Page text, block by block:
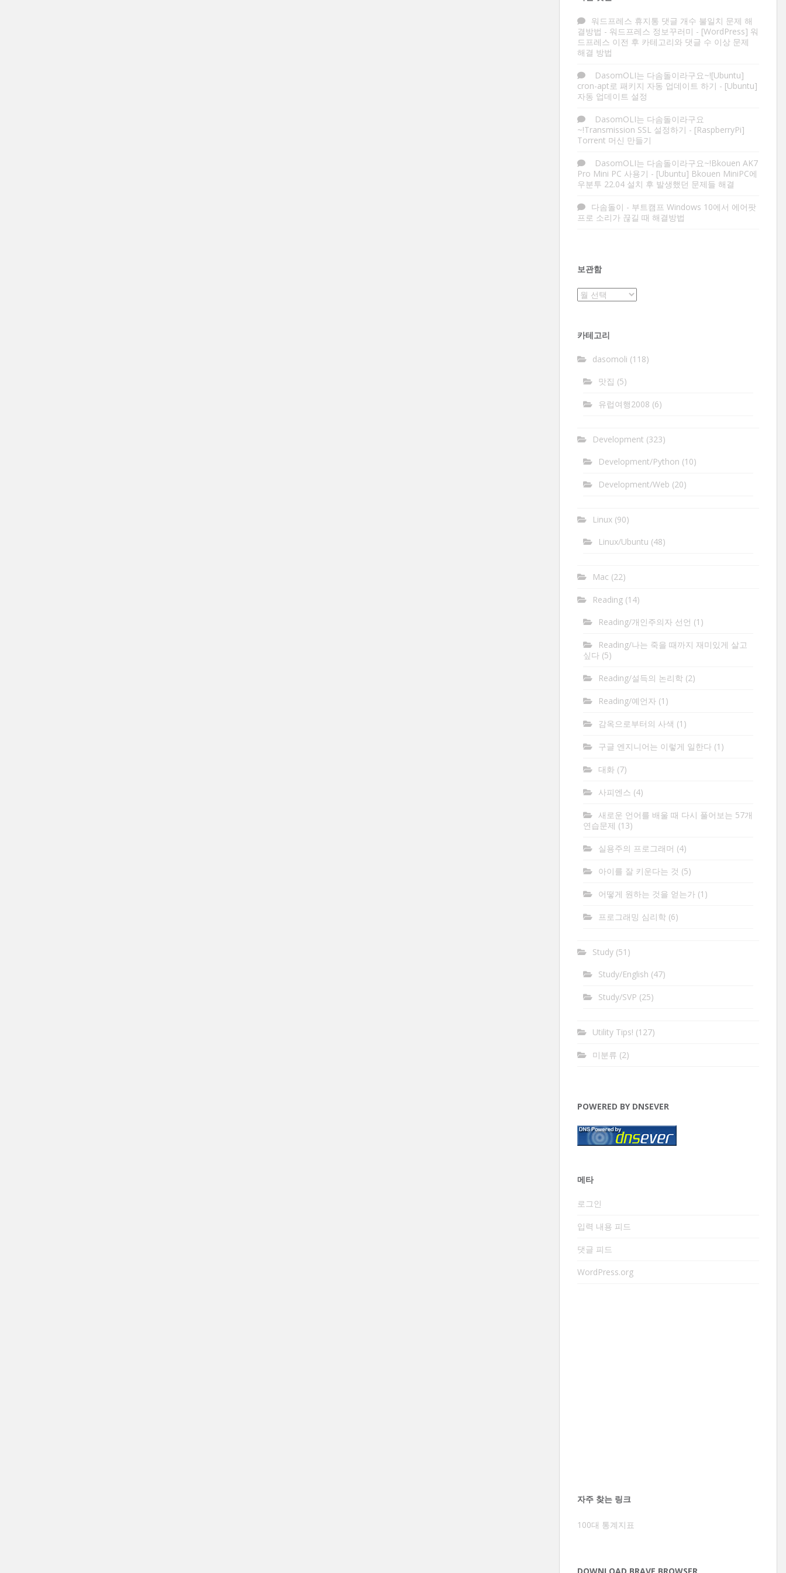
워드프레스 휴지통 댓글 개수 불일치 문제 해
결방법 - 워드프레스 정보꾸러미 - [WordPress] 워
드프레스 이전 후 카테고리와 댓글 수 이상 문제
해결 방법
DasomOLI는 다솜돌이라구요~![Ubuntu]
cron-apt로 패키지 자동 업데이트 하기 - [Ubuntu]
자동 업데이트 설정
DasomOLI는 다솜돌이라구요
~!Transmission SSL 설정하기 - [RaspberryPi]
Torrent 머신 만들기
DasomOLI는 다솜돌이라구요~!Bkouen AK7
Pro Mini PC 사용기 - [Ubuntu] Bkouen MiniPC에
우분투 22.04 설치 후 발생했던 문제들 해결
다솜돌이 - 부트캠프 Windows 10에서 에어팟
프로 소리가 끊길 때 해결방법
보관함
보
카테고리
dasomoli (118)
맛집 (5)
유럽여행2008 (6)
Development (323)
Development/Python (10)
Development/Web (20)
Linux(90)
Linux/Ubuntu (48)
Mac (22)
Reading(14)
Reading/개인주의자 선언 (1)
Reading/나는 죽을 때까지 재미있게 살고
싶다(5)
Reading/설득의 논리학(2)
Reading/예언자(1)
감옥으로부터의 사색 (1)
구글 엔지니어는 이렇게 일한다(1)
대화(7)
사피엔스 (4)
새로운 언어를 배울 때 다시 풀어보는 57개
연습문제 (13)
실용주의 프로그래머 (4)
아이를 잘 키운다는 것 (5)
어떻게 원하는 것을 얻는가(1)
프로그래밍 심리학(6)
Study(51)
Study/English (47)
Study/SVP (25)
Utility Tips! (127)
미분류 (2)
POWERED BY DNSEVER
메타
로그인
입력 내용 피드
댓글 피드
WordPress.org
자주 찾는 링크
100대 통계지표